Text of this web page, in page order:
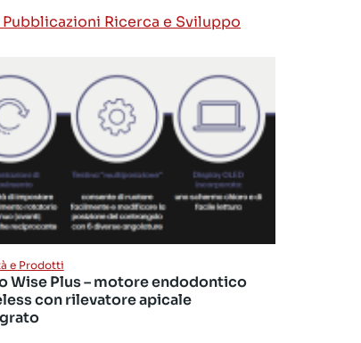
Pubblicazioni Ricerca e Sviluppo
e Prodotti
Wise Plus – motore endodontico
con rilevatore apicale